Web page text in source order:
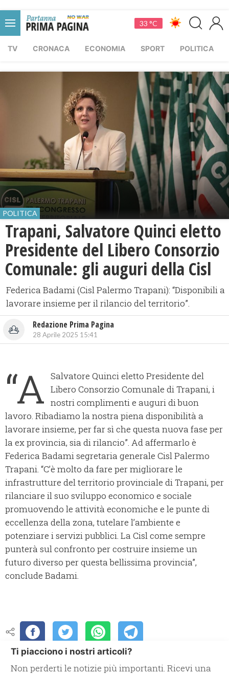
33 °C
TV CRONACA ECONOMIA SPORT POLITICA
POLITICA
Trapani, Salvatore Quinci eletto
Presidente del Libero Consorzio
Comunale: gli auguri della Cisl
Federica Badami (Cisl Palermo Trapani): “Disponibili a
lavorare insieme per il rilancio del territorio”.
Redazione Prima Pagina
28 Aprile 2025 15:41
“A Salvatore Quinci eletto Presidente del
Libero Consorzio Comunale di Trapani, i
nostri complimenti e auguri di buon
lavoro. Ribadiamo la nostra piena disponibilità a
lavorare insieme, per far sì che questa nuova fase per
la ex provincia, sia di rilancio”. Ad affermarlo è
Federica Badami segretaria generale Cisl Palermo
Trapani. “C’è molto da fare per migliorare le
infrastrutture del territorio provinciale di Trapani, per
rilanciare il suo sviluppo economico e sociale
promuovendo le attività economiche e le punte di
eccellenza della zona, tutelare l’ambiente e
potenziare i servizi pubblici. La Cisl come sempre
punterà sul confronto per costruire insieme un
futuro diverso per questa bellissima provincia”,
conclude Badami.
Ti piacciono i nostri articoli?
Non perderti le notizie più importanti. Ricevi una